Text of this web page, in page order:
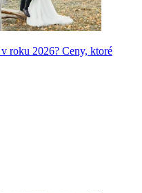
roku 2026? Ceny, ktoré